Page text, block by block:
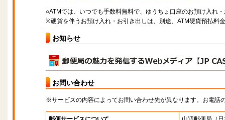
○ATMでは、いつでも手数料無料で、ゆうちょ口座のお預け入れ
※硬貨を伴うお預け入れ・お引き出しは、別途、ATM硬貨預払料
お知らせ
お問い合わせ
※サービスの内容によってお問い合わせ先が異なります。お電話